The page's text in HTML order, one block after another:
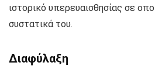
ιστορικό υπερευαισθησίας σε
συστατικά του.
Διαφύλαξη